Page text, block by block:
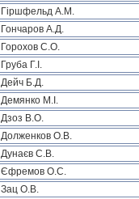
Гіршфельд А.М.
Гончаров А.Д.
Горохов С.О.
Груба Г.І.
Дейч Б.Д.
Демянко М.І.
Дзоз В.О.
Долженков О.В.
Дунаєв С.В.
Єфремов О.С.
Зац О.В.